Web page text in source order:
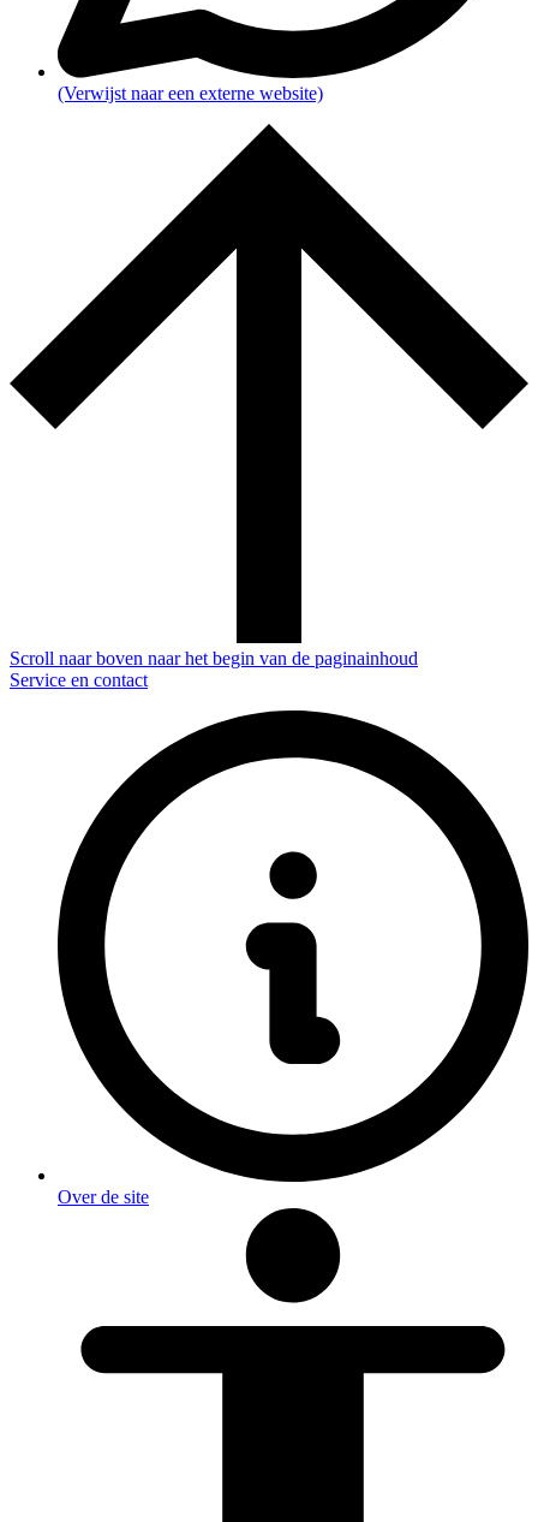
(Verwijst naar een externe website)
Scroll naar boven naar het begin van de paginainhoud
Service en contact
Over de site